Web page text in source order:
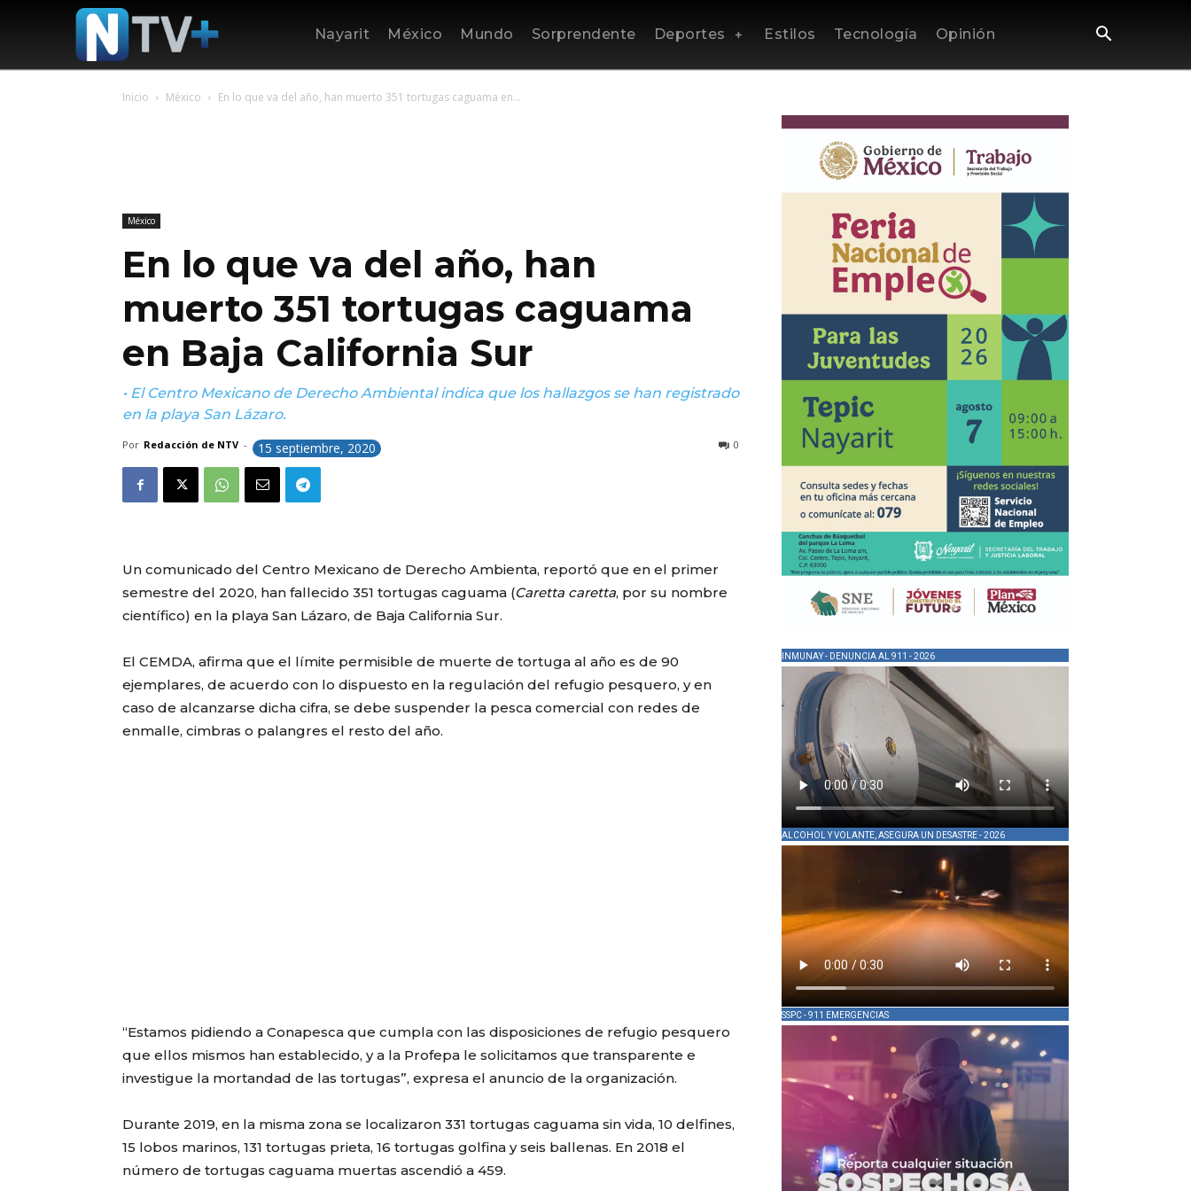
Nayarit México Mundo Sorprendente Deportes Estilos Tecnología Opinión
Inicio México En lo que va del año, han muerto 351 tortugas caguama en...
México
En lo que va del año, han
muerto 351 tortugas caguama
en Baja California Sur
• El Centro Mexicano de Derecho Ambiental indica que los hallazgos se han registrado
en la playa San Lázaro.
Por Redacción de NTV - 15 septiembre, 2020 0
Un comunicado del Centro Mexicano de Derecho Ambienta, reportó que en el primer
semestre del 2020, han fallecido 351 tortugas caguama (Caretta caretta, por su nombre
científico) en la playa San Lázaro, de Baja California Sur.
El CEMDA, afirma que el límite permisible de muerte de tortuga al año es de 90
ejemplares, de acuerdo con lo dispuesto en la regulación del refugio pesquero, y en
caso de alcanzarse dicha cifra, se debe suspender la pesca comercial con redes de
enmalle, cimbras o palangres el resto del año.
“Estamos pidiendo a Conapesca que cumpla con las disposiciones de refugio pesquero
que ellos mismos han establecido, y a la Profepa le solicitamos que transparente e
investigue la mortandad de las tortugas”, expresa el anuncio de la organización.
Durante 2019, en la misma zona se localizaron 331 tortugas caguama sin vida, 10 delfines,
15 lobos marinos, 131 tortugas prieta, 16 tortugas golfina y seis ballenas. En 2018 el
número de tortugas caguama muertas ascendió a 459.
INMUNAY - DENUNCIA AL 911 - 2026
ALCOHOL Y VOLANTE, ASEGURA UN DESASTRE - 2026
SSPC - 911 EMERGENCIAS